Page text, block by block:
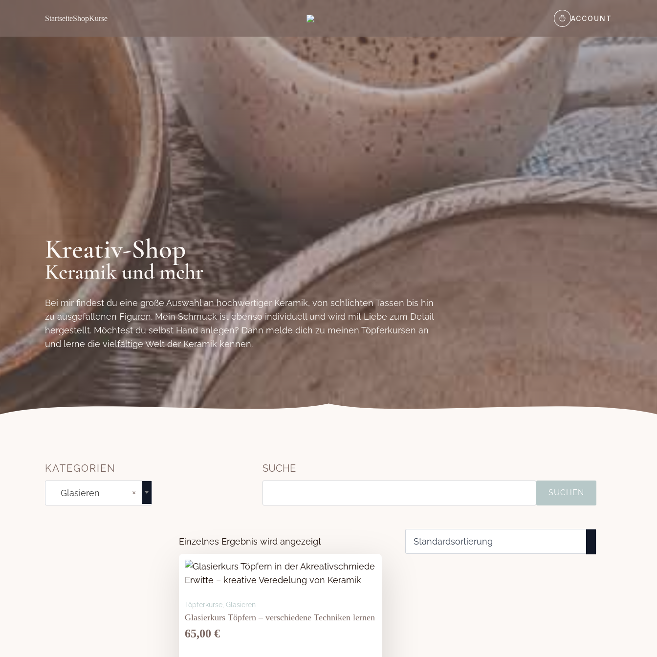
StartseiteShopKurse ACCOUNT
Kreativ-Shop
Keramik und mehr
Bei mir findest du eine große Auswahl an hochwertiger Keramik, von schlichten Tassen bis hin
zu ausgefallenen Figuren. Mein Schmuck ist ebenso individuell und wird mit Liebe zum Detail
hergestellt. Möchtest du selbst Hand anlegen? Dann melde dich zu meinen Töpferkursen an
und lerne die vielfältige Welt der Keramik kennen.
KATEGORIEN
×
Glasieren
SUCHE
Suchen
SUCHEN
Einzelnes Ergebnis wird angezeigt
Töpferkurse, Glasieren
Glasierkurs Töpfern – verschiedene Techniken lernen
65,00 €